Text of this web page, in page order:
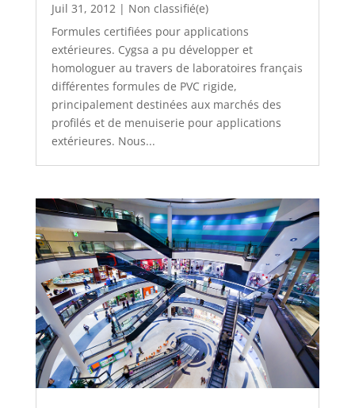
Juil 31, 2012| Non classifié(e)
Formules certifiées pour applications
extérieures. Cygsa a pu développer et
homologuer au travers de laboratoires français
différentes formules de PVC rigide,
principalement destinées aux marchés des
profilés et de menuiserie pour applications
extérieures. Nous...